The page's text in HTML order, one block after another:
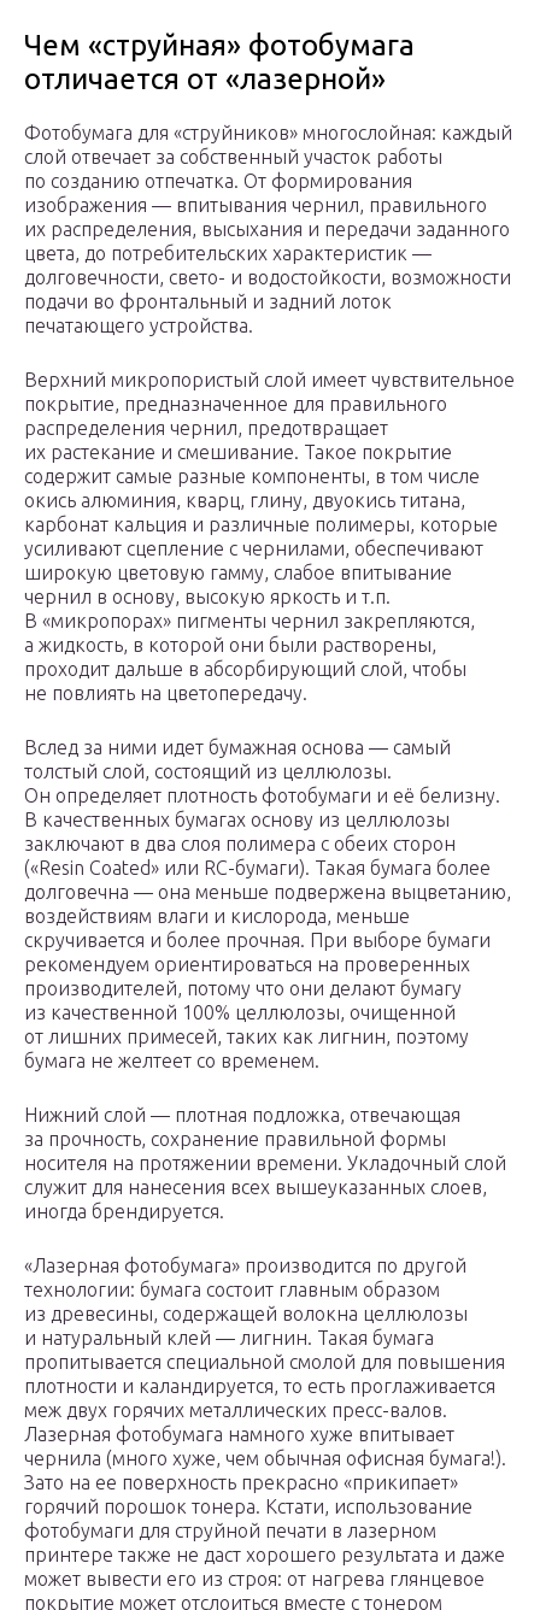
Чем «струйная» фотобумага
отличается от «лазерной»
Фотобумага для «струйников» многослойная: каждый
слой отвечает за собственный участок работы
по созданию отпечатка. От формирования
изображения — впитывания чернил, правильного
их распределения, высыхания и передачи заданного
цвета, до потребительских характеристик —
долговечности, свето- и водостойкости, возможности
подачи во фронтальный и задний лоток
печатающего устройства.
Верхний микропористый слой имеет чувствительное
покрытие, предназначенное для правильного
распределения чернил, предотвращает
их растекание и смешивание. Такое покрытие
содержит самые разные компоненты, в том числе
окись алюминия, кварц, глину, двуокись титана,
карбонат кальция и различные полимеры, которые
усиливают сцепление с чернилами, обеспечивают
широкую цветовую гамму, слабое впитывание
чернил в основу, высокую яркость и т.п.
В «микропорах» пигменты чернил закрепляются,
а жидкость, в которой они были растворены,
проходит дальше в абсорбирующий слой, чтобы
не повлиять на цветопередачу.
Вслед за ними идет бумажная основа — самый
толстый слой, состоящий из целлюлозы.
Он определяет плотность фотобумаги и её белизну.
В качественных бумагах основу из целлюлозы
заключают в два слоя полимера с обеих сторон
(«Resin Coated» или RC-бумаги). Такая бумага более
долговечна — она меньше подвержена выцветанию,
воздействиям влаги и кислорода, меньше
скручивается и более прочная. При выборе бумаги
рекомендуем ориентироваться на проверенных
производителей, потому что они делают бумагу
из качественной 100% целлюлозы, очищенной
от лишних примесей, таких как лигнин, поэтому
бумага не желтеет со временем.
Нижний слой — плотная подложка, отвечающая
за прочность, сохранение правильной формы
носителя на протяжении времени. Укладочный слой
служит для нанесения всех вышеуказанных слоев,
иногда брендируется.
«Лазерная фотобумага» производится по другой
технологии: бумага состоит главным образом
из древесины, содержащей волокна целлюлозы
и натуральный клей — лигнин. Такая бумага
пропитывается специальной смолой для повышения
плотности и каландируется, то есть проглаживается
меж двух горячих металлических пресс-валов.
Лазерная фотобумага намного хуже впитывает
чернила (много хуже, чем обычная офисная бумага!).
Зато на ее поверхность прекрасно «прикипает»
горячий порошок тонера. Кстати, использование
фотобумаги для струйной печати в лазерном
принтере также не даст хорошего результата и даже
может вывести его из строя: от нагрева глянцевое
покрытие может отслоиться вместе с тонером